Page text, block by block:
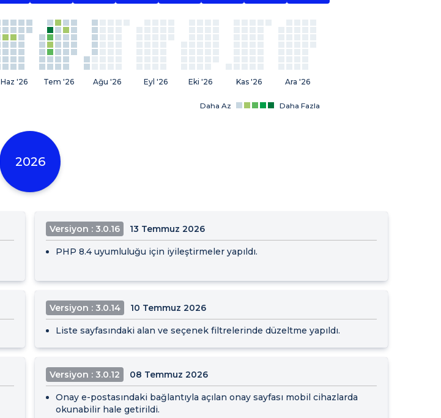
Haz '26 Tem '26 Ağu '26 Eyl '26 Eki '26 Kas '26 Ara '26
Daha Az Daha Fazla
2026
Versiyon : 3.0.16 13 Temmuz 2026
PHP 8.4 uyumluluğu için iyileştirmeler yapıldı.
Versiyon : 3.0.14 10 Temmuz 2026
Liste sayfasındaki alan ve seçenek filtrelerinde düzeltme yapıldı.
Versiyon : 3.0.12 08 Temmuz 2026
Onay e-postasındaki bağlantıyla açılan onay sayfası mobil cihazlarda
okunabilir hale getirildi.